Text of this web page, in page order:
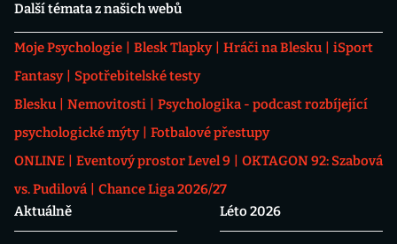
Další témata z našich webů
Moje Psychologie Blesk Tlapky Hráči na Blesku
iSport
Fantasy
Spotřebitelské testy
Blesku
Nemovitosti
Psychologika - podcast rozbíjející
psychologické mýty
Fotbalové přestupy
ONLINE
Eventový prostor Level 9
OKTAGON 92: Szabová
vs. Pudilová
Chance Liga 2026/27
Aktuálně
Léto 2026